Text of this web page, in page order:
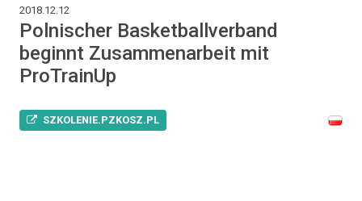
2018.12.12
Polnischer Basketballverband
beginnt Zusammenarbeit mit
ProTrainUp
SZKOLENIE.PZKOSZ.PL